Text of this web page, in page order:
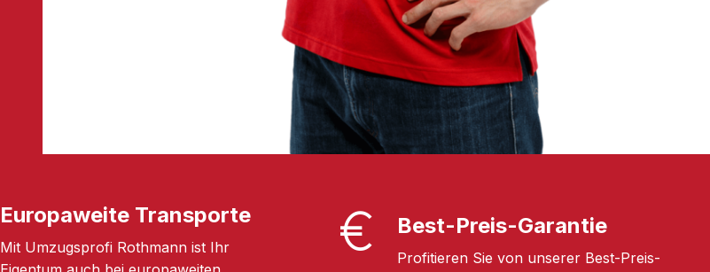
Europaweite Transporte
Mit Umzugsprofi Rothmann ist Ihr
Best-Preis-Garantie
Profitieren Sie von unserer Best-Preis-